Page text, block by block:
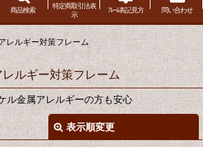
商品検索
特定商取引法表
示
ﾌﾚｰﾑ表記見方 問い合わせ
ルギー対策フレーム
ルギー対策フレーム
ル金属アレルギーの方も安心
表示順変更